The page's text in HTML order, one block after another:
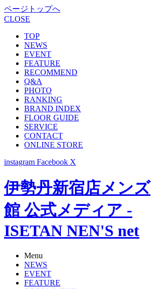
ページトップへ
CLOSE
TOP
NEWS
EVENT
FEATURE
RECOMMEND
Q&A
PHOTO
RANKING
BRAND INDEX
FLOOR GUIDE
SERVICE
CONTACT
ONLINE STORE
instagram Facebook X
伊勢丹新宿店メンズ
館 公式メディア -
ISETAN NEN'S net
Menu
NEWS
EVENT
FEATURE